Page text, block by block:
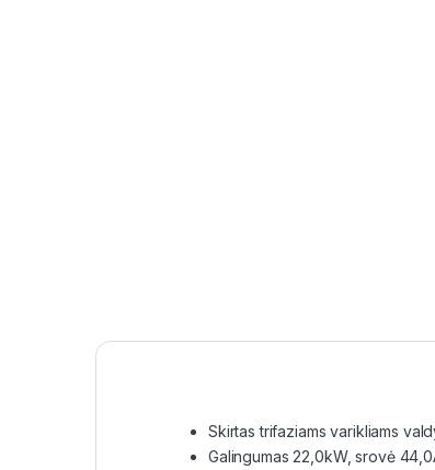
Skirtas trifaziams varikliams
Galingumas 22,0kW, srovė